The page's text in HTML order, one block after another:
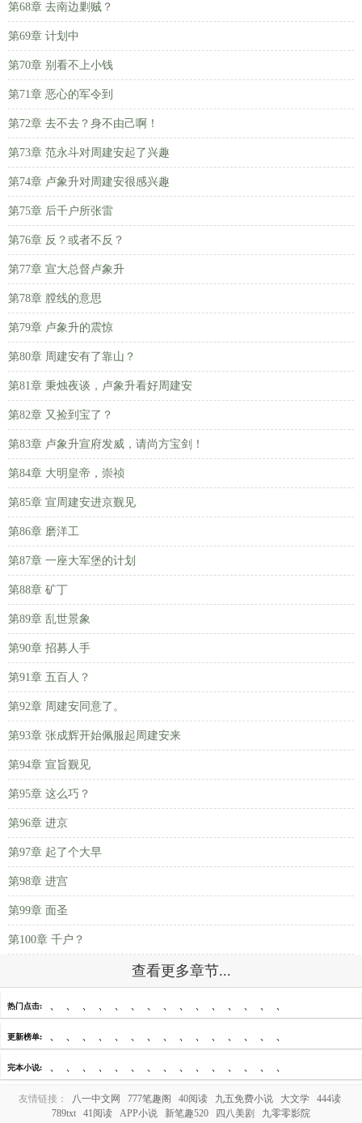
第68章 去南边剿贼？
第69章 计划中
第70章 别看不上小钱
第71章 恶心的军令到
第72章 去不去？身不由己啊！
第73章 范永斗对周建安起了兴趣
第74章 卢象升对周建安很感兴趣
第75章 后千户所张雷
第76章 反？或者不反？
第77章 宣大总督卢象升
第78章 膛线的意思
第79章 卢象升的震惊
第80章 周建安有了靠山？
第81章 秉烛夜谈，卢象升看好周建安
第82章 又捡到宝了？
第83章 卢象升宣府发威，请尚方宝剑！
第84章 大明皇帝，崇祯
第85章 宣周建安进京觐见
第86章 磨洋工
第87章 一座大军堡的计划
第88章 矿丁
第89章 乱世景象
第90章 招募人手
第91章 五百人？
第92章 周建安同意了。
第93章 张成辉开始佩服起周建安来
第94章 宣旨觐见
第95章 这么巧？
第96章 进京
第97章 起了个大早
第98章 进宫
第99章 面圣
第100章 千户？
查看更多章节...
热门点击: 、 、 、 、 、 、 、 、 、 、 、 、 、 、 、
更新榜单: 、 、 、 、 、 、 、 、 、 、 、 、 、 、 、
完本小说: 、 、 、 、 、 、 、 、 、 、 、 、 、 、 、
友情链接： 八一中文网 777笔趣阁 40阅读 九五免费小说 大文学
444读
789txt
41阅读 APP小说 新笔趣520 四八美剧 九零零影院